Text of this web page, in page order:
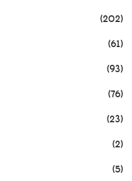
(202)
(61)
(93)
(76)
(23)
(2)
(5)